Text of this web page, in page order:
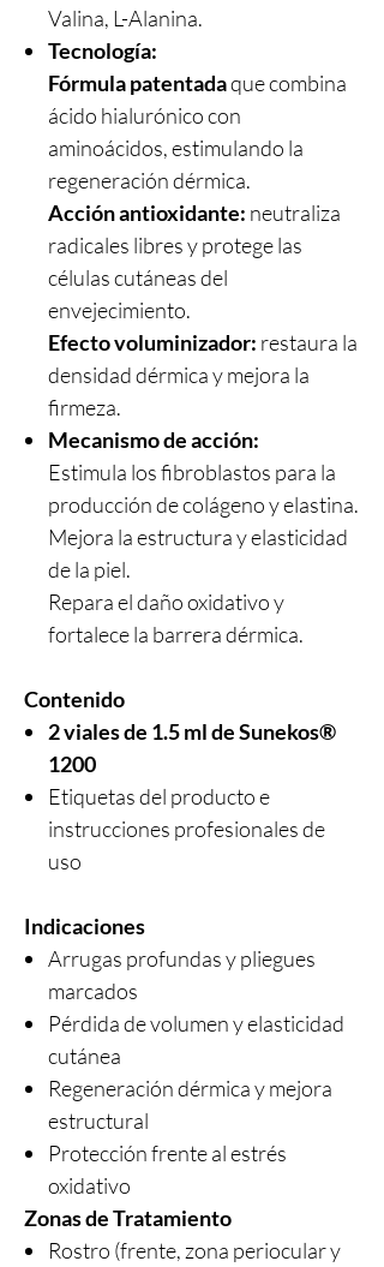
Valina, L-Alanina.
Tecnología:
Fórmula patentadaque combina
ácido hialurónico con
aminoácidos, estimulando la
regeneración dérmica.
Acción antioxidante: neutraliza
radicales libres y protege las
células cutáneas del
envejecimiento.
Efecto voluminizador: restaura la
densidad dérmica y mejora la
firmeza.
Mecanismo de acción:
Estimula los fibroblastos para la
producción de colágeno y elastina.
Mejora la estructura y elasticidad
de la piel.
Repara el daño oxidativo y
fortalece la barrera dérmica.
Contenido
2 viales de 1.5 ml de Sunekos®
1200
Etiquetas del producto e
instrucciones profesionales de
uso
Indicaciones
Arrugas profundas y pliegues
marcados
Pérdida de volumen y elasticidad
cutánea
Regeneración dérmica y mejora
estructural
Protección frente al estrés
oxidativo
Zonas de Tratamiento
Rostro (frente, zona periocular y